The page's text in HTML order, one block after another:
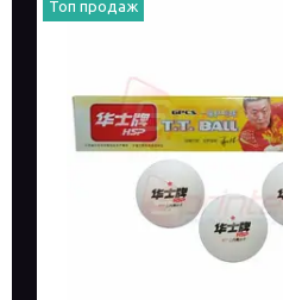
Топ продаж